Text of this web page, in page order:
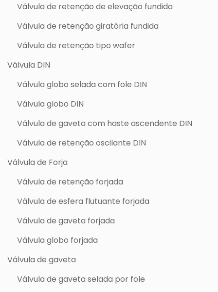
Válvula de retenção de elevação fundida
Válvula de retenção giratória fundida
Válvula de retenção tipo wafer
Válvula DIN
Válvula globo selada com fole DIN
Válvula globo DIN
Válvula de gaveta com haste ascendente DIN
Válvula de retenção oscilante DIN
Válvula de Forja
Válvula de retenção forjada
Válvula de esfera flutuante forjada
Válvula de gaveta forjada
Válvula globo forjada
Válvula de gaveta
Válvula de gaveta selada por fole